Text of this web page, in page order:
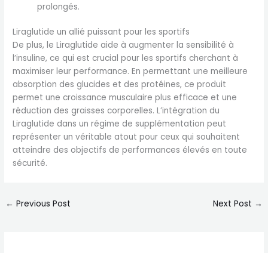
prolongés.
Liraglutide un allié puissant pour les sportifs
De plus, le Liraglutide aide à augmenter la sensibilité à
l’insuline, ce qui est crucial pour les sportifs cherchant à
maximiser leur performance. En permettant une meilleure
absorption des glucides et des protéines, ce produit
permet une croissance musculaire plus efficace et une
réduction des graisses corporelles. L’intégration du
Liraglutide dans un régime de supplémentation peut
représenter un véritable atout pour ceux qui souhaitent
atteindre des objectifs de performances élevés en toute
sécurité.
← Previous Post Next Post →